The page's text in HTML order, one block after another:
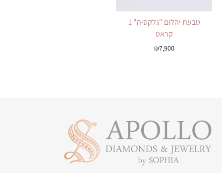
טבעת יהלום "גלקסיה" 1
קראט
₪7,900